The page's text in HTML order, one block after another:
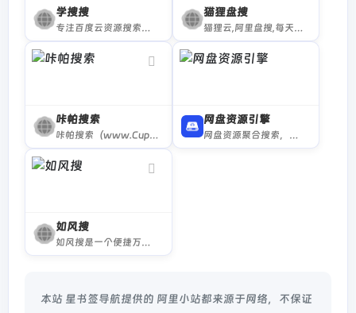
学搜搜
专注百度云资源搜索引擎网站
猫狸盘搜
猫狸云,阿里盘搜,每天更新海量资源,失效资源实时删除
咔帕搜索
咔帕搜索（www.CuppaSo.fun）是一个资源超丰富的夸克云盘资源搜索网站,咔帕搜索专注于收录全网夸克云盘资源，包括：影视资源、音乐资源、图片资源、电子书资源、软件资源、小说资源等等。只需要输入关键词即可搜索夸克云盘资源,直接提供夸克云盘分享链接,大家可以保存至自己的夸克云盘,或者直接下载。
网盘资源引擎
网盘资源聚合搜索，包含多个网盘资源，例如夸克网盘,阿里云盘,百度网盘等，实现一个页面搜索影视,游戏,书籍等网盘资源
如风搜
如风搜是一个便捷万能的网盘资源搜索引擎，支持阿里云盘、百度网盘、夸克网盘、迅雷云盘等主流网盘资源搜索，涵盖电影、电视剧、短剧、动漫、软件、音乐、学习资源等资源
本站 星书签导航提供的 阿里小站都来源于网络，不保证